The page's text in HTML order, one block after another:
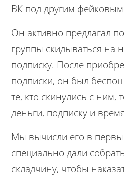
ВК под другим фейковым
Он активно предлагал
группы скидываться на
подписку. После
подписки, он был
те, кто скинулись с ним,
деньги, подписку и
Мы вычисли его в
специально дали
складчину, чтобы